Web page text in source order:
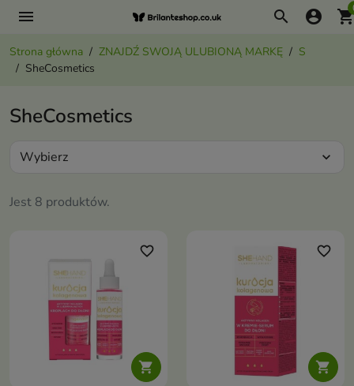
menu search account_circle
Strona główna ZNAJDŹ SWOJĄ ULUBIONĄ MARKĘ
S
SheCosmetics
SheCosmetics
Jest 8 produktów.
Wybierz expand_more

favorite_border

favorite_border